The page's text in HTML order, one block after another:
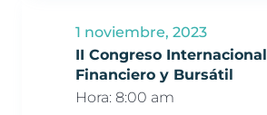
1 noviembre, 2023
II Congreso Internacional
Financiero y Bursátil
Hora:8:00 am